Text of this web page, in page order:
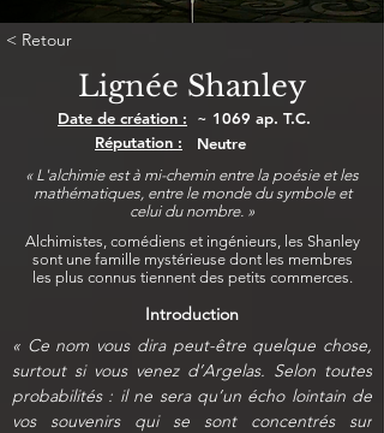
< Retour
Lignée Shanley
Date de création :
Réputation :
~ 1069 ap. T.C.
Neutre
« L'alchimie est à mi-chemin entre la poésie et les
mathématiques, entre le monde du symbole et
celui du nombre. »
Alchimistes, comédiens et ingénieurs, les Shanley
sont une famille mystérieuse dont les membres
les plus connus tiennent des petits commerces.
Introduction
« Ce nom vous dira peut-être quelque chose,
surtout si vous venez d’Argelas. Selon toutes
probabilités : il ne sera qu’un écho lointain de
vos souvenirs qui se sont concentrés sur